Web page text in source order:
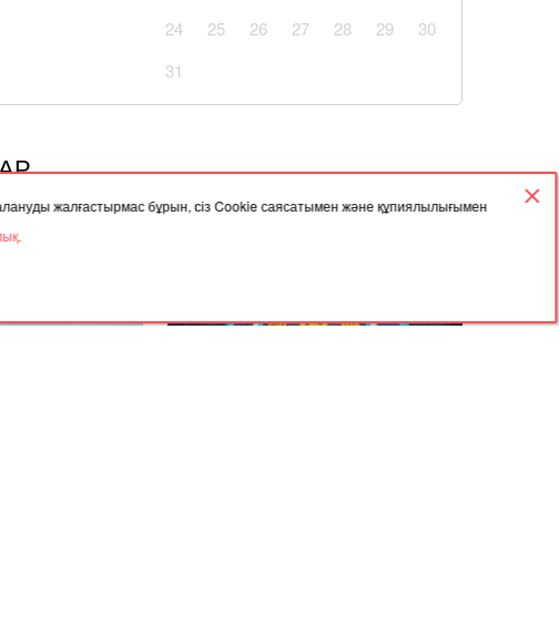
жалғастырмас бұрын, сіз Cookie саясатымен және құпиялылығымен
24
25 26 27 28 29
30
31